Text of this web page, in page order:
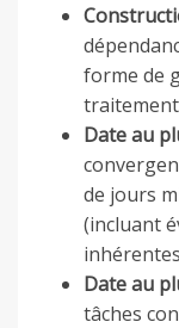
forme de
Date au
de jours
(incluant
Date au
tâches